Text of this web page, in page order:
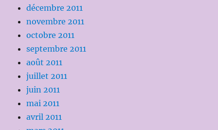
décembre 2011
novembre 2011
octobre 2011
septembre 2011
août 2011
juillet 2011
juin 2011
mai 2011
avril 2011